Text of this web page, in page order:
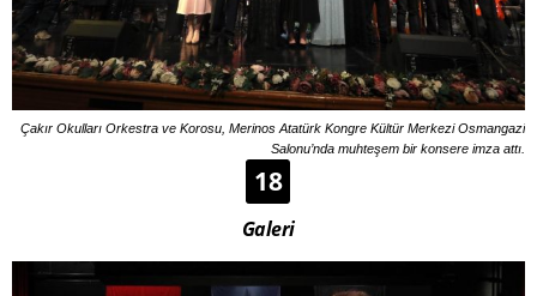
Çakır Okulları Orkestra ve Korosu, Merinos Atatürk Kongre Kültür Merkezi Osmangazi
Salonu’nda muhteşem bir konsere imza attı.
18
Galeri